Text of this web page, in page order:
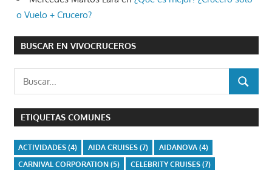
o Vuelo + Crucero?
BUSCAR EN VIVOCRUCEROS
Buscar:
BUSCAR
ETIQUETAS COMUNES
ACTIVIDADES(4) AIDA CRUISES(7) AIDANOVA(4)
CARNIVAL CORPORATION(5) CELEBRITY CRUISES(7)